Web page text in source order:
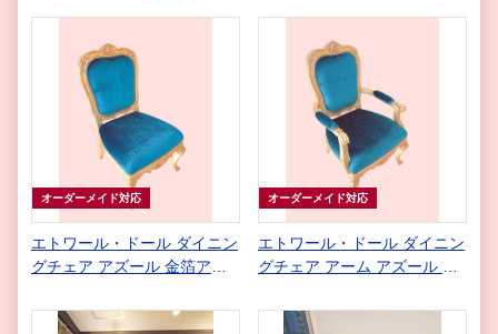
オーダーメイド対応
エトワール・ドール ダイニン
グチェア アズール 金箔アン
オーダーメイド対応
エトワール・ドール ダイニン
グチェア アーム アズール 金